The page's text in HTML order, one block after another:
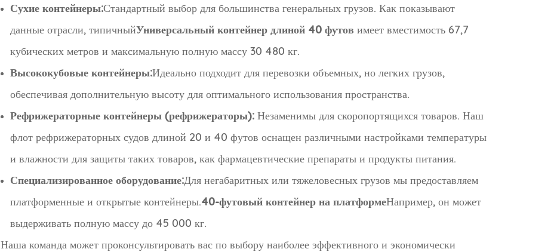
Сухие контейнеры:Стандартный выбор для большинства генеральных грузов. Как показывают
данные отрасли, типичныйУниверсальный контейнер длиной 40 футов имеет вместимость 67,7
кубических метров и максимальную полную массу 30 480 кг.
Высококубовые контейнеры:Идеально подходит для перевозки объемных, но легких грузов,
обеспечивая дополнительную высоту для оптимального использования пространства.
Рефрижераторные контейнеры (рефрижераторы): Незаменимы для скоропортящихся товаров. Наш
флот рефрижераторных судов длиной 20 и 40 футов оснащен различными настройками температуры
и влажности для защиты таких товаров, как фармацевтические препараты и продукты питания.
Специализированное оборудование:Для негабаритных или тяжеловесных грузов мы предоставляем
платформенные и открытые контейнеры.40-футовый контейнер на платформеНапример, он может
выдерживать полную массу до 45 000 кг.
Наша команда может проконсультировать вас по выбору наиболее эффективного и экономически